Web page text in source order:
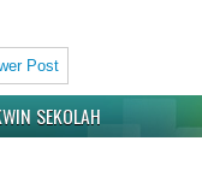
Post
SEKOLAH